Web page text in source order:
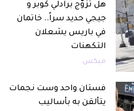
هل تزوّج برادلي كوبر و
جيجي حديد سراً.. خاتمان
في باريس يشعلان
التكهنات
ميكس
فستان واحد وست نجمات
يتألقن به بأساليب